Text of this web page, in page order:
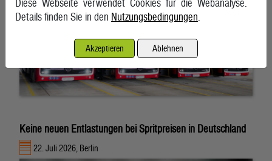
Keine neuen Entlastungen bei Spritpreisen in Deutschland
22. Juli 2026, Berlin
Diese Webseite verwendet Cookies für die Webanalyse.
Details finden Sie in den Nutzungsbedingungen
Akzeptieren Ablehnen